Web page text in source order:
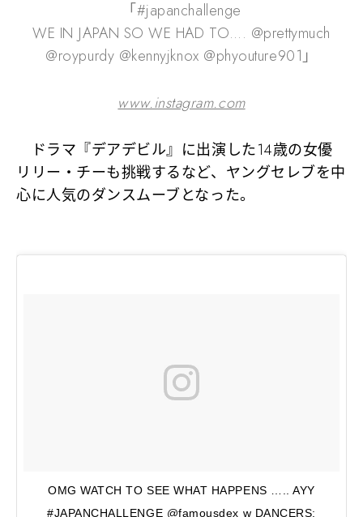
「#japanchallenge
WE IN JAPAN SO WE HAD TO…. @prettymuch
@roypurdy @kennyjknox @phyouture901」
www.instagram.com
ドラマ『デアデビル』に出演した14歳の女優
リリー・チーも挑戦するなど、ヤングセレブを中
心に人気のダンスムーブとなった。
OMG WATCH TO SEE WHAT HAPPENS ….. AYY
#JAPANCHALLENGE @famousdex w DANCERS: